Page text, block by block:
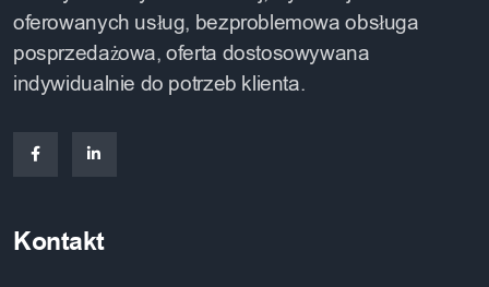
oferowanych usług, bezproblemowa obsługa
posprzedażowa, oferta dostosowywana
indywidualnie do potrzeb klienta.
Kontakt